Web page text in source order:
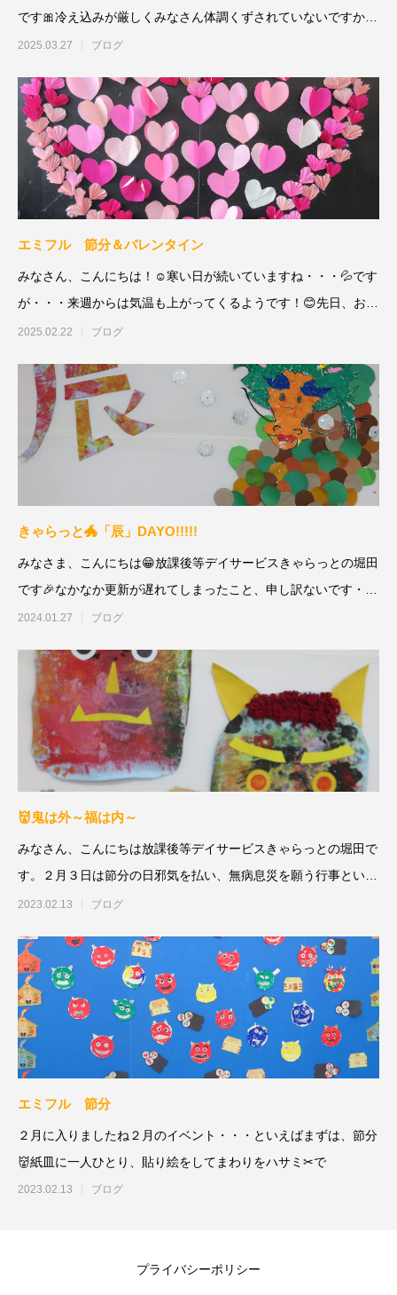
です🎀冷え込みが厳しくみなさん体調くずされていないですか？
きゃらっとの
2025.03.27 ブログ
エミフル 節分＆バレンタイン
みなさん、こんにちは！☺寒い日が続いていますね・・・💦です
が・・・来週からは気温も上がってくるようです！😊先日、お花
屋さんに行く
2025.02.22 ブログ
きゃらっと🐲「辰」DAYO!!!!!
みなさま、こんにちは😁放課後等デイサービスきゃらっとの堀田
です🎉なかなか更新が遅れてしまったこと、申し訳ないです・・
😱😱😱🐲祝2
2024.01.27 ブログ
👹鬼は外～福は内～
みなさん、こんにちは放課後等デイサービスきゃらっとの堀田で
す。２月３日は節分の日邪気を払い、無病息災を願う行事といわ
れて
2023.02.13 ブログ
エミフル 節分
２月に入りましたね２月のイベント・・・といえばまずは、節分
👹紙皿に一人ひとり、貼り絵をしてまわりをハサミ✂で
2023.02.13 ブログ
プライバシーポリシー